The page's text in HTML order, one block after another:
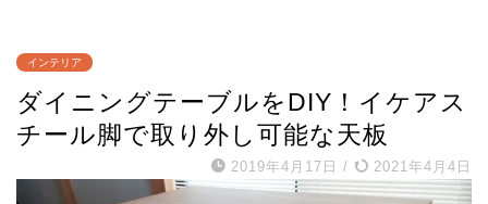
インテリア
ダイニングテーブルをDIY！イケアス
チール脚で取り外し可能な天板
2019年4月17日 / 2021年4月4日